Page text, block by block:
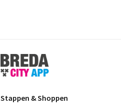
Stappen
&
Shoppen
Stappen & Shoppen